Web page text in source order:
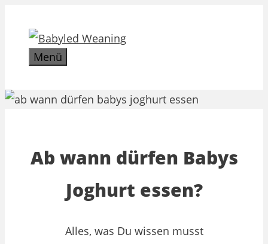
Inhalt
springenMenü
Ab wann dürfen Babys
Joghurt essen?
Alles, was Du wissen musst